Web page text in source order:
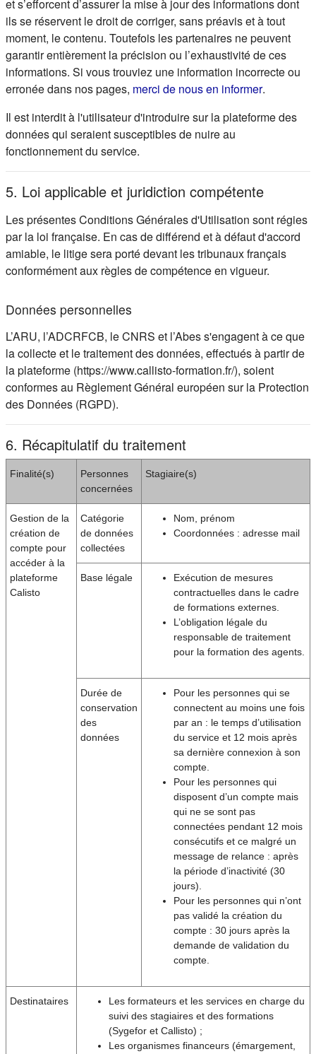
et s’efforcent d’assurer la mise à jour des informations dont
ils se réservent le droit de corriger, sans préavis et à tout
moment, le contenu. Toutefois les partenaires ne peuvent
garantir entièrement la précision ou l’exhaustivité de ces
informations. Si vous trouviez une information incorrecte ou
erronée dans nos pages, merci de nous en informer(s'ouvre
.
Il est interdit à l'utilisateur d'introduire sur la plateforme des
données qui seraient susceptibles de nuire au
fonctionnement du service.
5. Loi applicable et juridiction compétente
Les présentes Conditions Générales d'Utilisation sont régies
par la loi française. En cas de différend et à défaut d'accord
amiable, le litige sera porté devant les tribunaux français
conformément aux règles de compétence en vigueur.
Données personnelles
L’ARU, l’ADCRFCB, le CNRS et l’Abes s'engagent à ce que
la collecte et le traitement des données, effectués à partir de
la plateforme (https://www.callisto-formation.fr/), soient
conformes au Règlement Général européen sur la Protection
des Données (RGPD).
6. Récapitulatif du traitement
Finalité(s)
Personnes
concernées
Stagiaire(s)
Gestion de la
création de
compte pour
accéder à la
plateforme
Calisto
Catégorie
de données
collectées
Nom, prénom
Coordonnées : adresse mail
Base légale
Exécution de mesures
contractuelles dans le cadre
de formations externes.
L’obligation légale du
responsable de traitement
pour la formation des agents.
Durée de
conservation
des
données
Pour les personnes qui se
connectent au moins une fois
par an : le temps d’utilisation
du service et 12 mois après
sa dernière connexion à son
compte.
Pour les personnes qui
disposent d’un compte mais
qui ne se sont pas
connectées pendant 12 mois
consécutifs et ce malgré un
message de relance : après
la période d’inactivité (30
jours).
Pour les personnes qui n’ont
pas validé la création du
compte : 30 jours après la
demande de validation du
compte.
Destinataires
Les formateurs et les services en charge du
suivi des stagiaires et des formations
(Sygefor et Callisto) ;
Les organismes financeurs (émargement,